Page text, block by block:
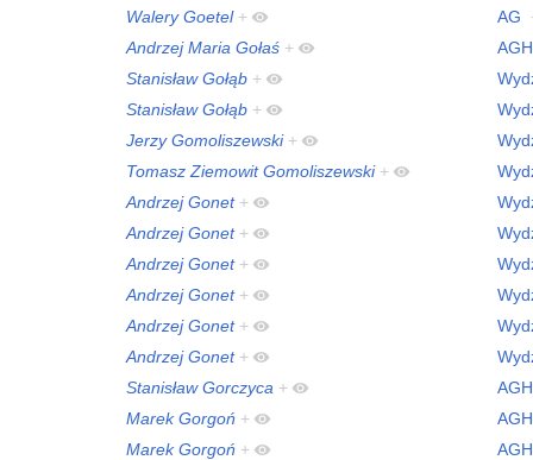
Walery Goetel + AG
Andrzej Maria Gołaś +
AGH
Stanisław Gołąb +
Stanisław Gołąb +
Jerzy Gomoliszewski +
Tomasz Ziemowit Gomoliszewski +
Andrzej Gonet +
Andrzej Gonet +
Andrzej Gonet +
Andrzej Gonet +
Andrzej Gonet +
Andrzej Gonet +
Stanisław Gorczyca +
AGH
Marek Gorgoń +
AGH
Marek Gorgoń +
AGH